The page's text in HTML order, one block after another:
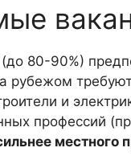
80-90%)
рубежом
и
профессий
местного